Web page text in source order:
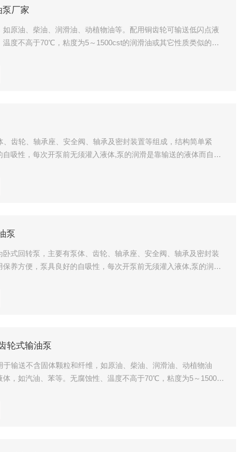
泵厂家
原油、柴油、润滑油、动植物油等。配用铜齿轮可输送低闪点液
度不高于70℃，粘度为5～1500cst的润滑油或其它性质类似的液
齿轮、轴承座、安全阀、轴承及密封装置等组成，结构简单紧
吸性，每次开泵前无须灌入液体,泵的润滑是靠输送的液体而自动
泵
式回转泵，主要有泵体、齿轮、轴承座、安全阀、轴承及密封装
养方便，泵具良好的自吸性，每次开泵前无须灌入液体,泵的润滑
轮式输油泵
输送不含固体颗粒和纤维，如原油、柴油、润滑油、动植物油
，如汽油、苯等。无腐蚀性、温度不高于70℃，粘度为5～1500cs